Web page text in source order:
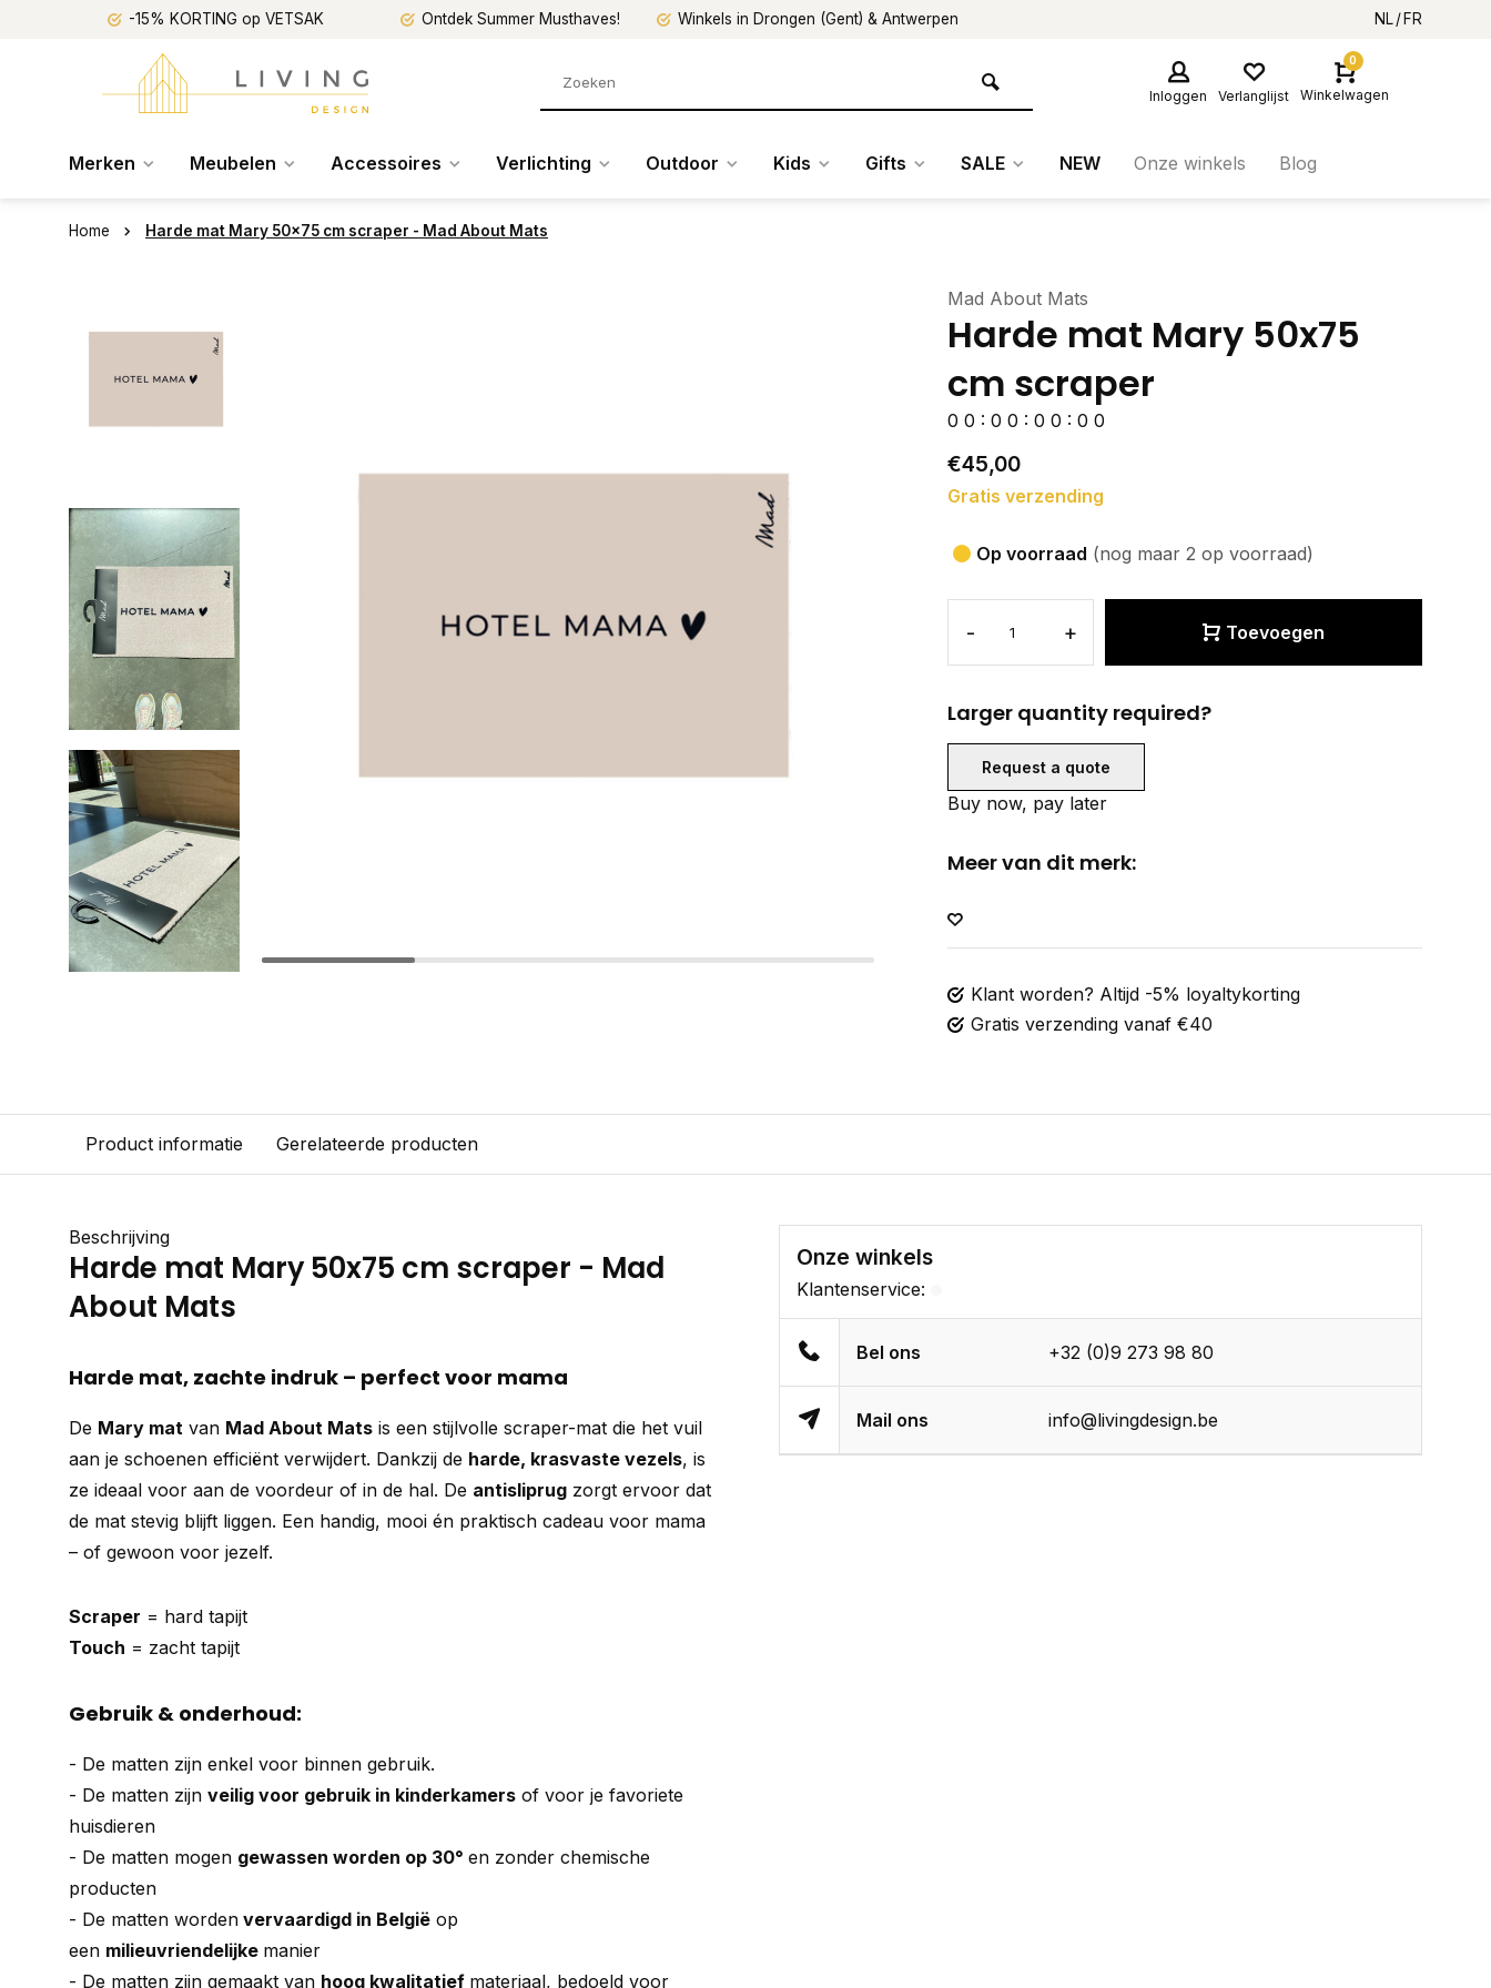
-15% KORTING op VETSAK Ontdek Summer Musthaves! Winkels in Drongen (Gent) & Antwerpen NL FR
Inloggen Verlanglijst
0
Winkelwagen
Merken Meubelen Accessoires Verlichting Outdoor Kids Gifts SALE NEW Onze winkels Blog
Home Harde mat Mary 50x75 cm scraper - Mad About Mats
Mad About Mats
Harde mat Mary 50x75
cm scraper
0 0 : 0 0 : 0 0 : 0 0
€45,00
Gratis verzending
Op voorraad (nog maar 2 op voorraad)
- + Toevoegen
Larger quantity required?
Request a quote
Buy now, pay later
Meer van dit merk:
Klant worden? Altijd -5% loyaltykorting
Gratis verzending vanaf €40
Product informatie Gerelateerde producten
Beschrijving
Harde mat Mary 50x75 cm scraper - Mad
About Mats
Harde mat, zachte indruk – perfect voor mama
De Mary mat van Mad About Mats is een stijlvolle scraper-mat die het vuil
aan je schoenen efficiënt verwijdert. Dankzij de harde, krasvaste vezels, is
ze ideaal voor aan de voordeur of in de hal. De antisliprug zorgt ervoor dat
de mat stevig blijft liggen. Een handig, mooi én praktisch cadeau voor mama
– of gewoon voor jezelf.
Scraper = hard tapijt
Touch = zacht tapijt
Gebruik & onderhoud:
- De matten zijn enkel voor binnen gebruik.
- De matten zijn veilig voor gebruik in kinderkamers of voor je favoriete
huisdieren
- De matten mogen gewassen worden op 30° en zonder chemische
producten
- De matten worden vervaardigd in België op
een milieuvriendelijke manier
- De matten zijn gemaakt van hoog kwalitatief materiaal, bedoeld voor
Onze winkels
Klantenservice:
Bel ons +32 (0)9 273 98 80
Mail ons info@livingdesign.be